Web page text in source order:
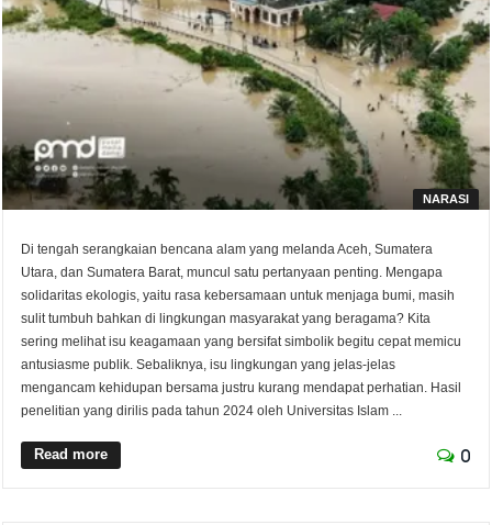
NARASI
Di tengah serangkaian bencana alam yang melanda Aceh, Sumatera
Utara, dan Sumatera Barat, muncul satu pertanyaan penting. Mengapa
solidaritas ekologis, yaitu rasa kebersamaan untuk menjaga bumi, masih
sulit tumbuh bahkan di lingkungan masyarakat yang beragama? Kita
sering melihat isu keagamaan yang bersifat simbolik begitu cepat memicu
antusiasme publik. Sebaliknya, isu lingkungan yang jelas-jelas
mengancam kehidupan bersama justru kurang mendapat perhatian. Hasil
penelitian yang dirilis pada tahun 2024 oleh Universitas Islam ...
Read more 0